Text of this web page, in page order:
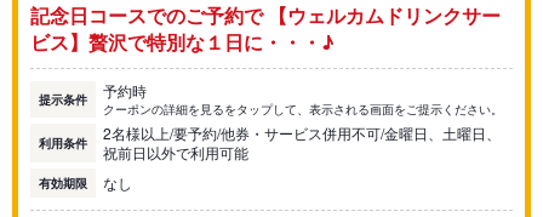
記念日コースでのご予約で 【ウェルカムドリンクサー
ビス】贅沢で特別な１日に・・・♪
提示条件 予約時
クーポンの詳細を見るをタップして、表示される画面をご提示ください。
利用条件
2名様以上/要予約/他券・サービス併用不可/金曜日、土曜日、
祝前日以外で利用可能
有効期限 なし